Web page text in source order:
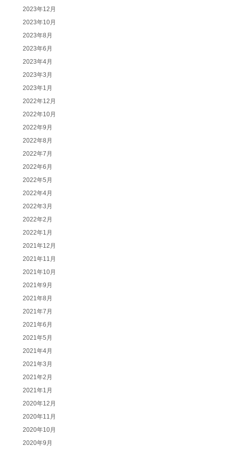
2023年12月
2023年10月
2023年8月
2023年6月
2023年4月
2023年3月
2023年1月
2022年12月
2022年10月
2022年9月
2022年8月
2022年7月
2022年6月
2022年5月
2022年4月
2022年3月
2022年2月
2022年1月
2021年12月
2021年11月
2021年10月
2021年9月
2021年8月
2021年7月
2021年6月
2021年5月
2021年4月
2021年3月
2021年2月
2021年1月
2020年12月
2020年11月
2020年10月
2020年9月